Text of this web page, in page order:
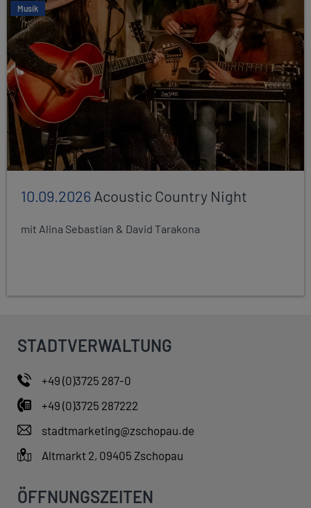
Musik
10.09.2026Acoustic Country Night
mit Alina Sebastian & David Tarakona
STADTVERWALTUNG
+49 (0)3725 287-0
+49 (0)3725 287222
stadtmarketing@zschopau.de
Altmarkt 2, 09405 Zschopau
ÖFFNUNGSZEITEN